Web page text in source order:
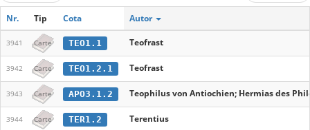
Nr. Tip Cota Autor
3941 Carte TEO1.1 Teofrast
3942 Carte TEO1.2.1 Teofrast
3943 Carte APO3.1.2 Teophilus von Antiochien; Hermias des
3944 Carte TER1.2 Terentius